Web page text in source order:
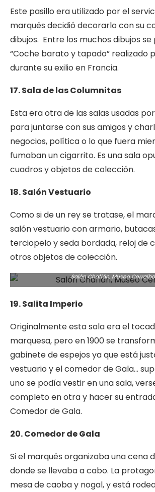
Este pasillo era utilizado por el
marqués decidió decorarlo con su
dibujos. Entre los muchos dibujos
“Coche barato y tapado” realizado
durante su exilio en Francia.
17. Sala de las Columnitas
Esta era otra de las salas usadas
para juntarse con sus amigos y
negocios, política o lo que fuera
fumaban un cigarrito. Es una sala
cuadros y objetos de colección.
18. Salón Vestuario
Como si de un rey se tratase, el
salón vestuario con armario,
terciopelo y seda bordada, reloj de
otros objetos de colección.
Salón Chaflán, Museo Cerralbo
19. Salita Imperio
Originalmente esta sala era el
marquesa, pero en 1900 se
gabinete de espejos ya que está
vestuario y el comedor de Gala…
uno se podía vestir en una sala,
completo en otra y hacer su
Comedor de Gala.
20. Comedor de Gala
Si el marqués organizaba una cena
donde se llevaba a cabo. La
mesa de caoba y nogal, y está